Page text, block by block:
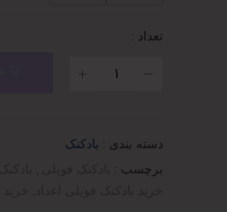
تعداد :
دسته بندی : بادکنک
برچسب :
,
,